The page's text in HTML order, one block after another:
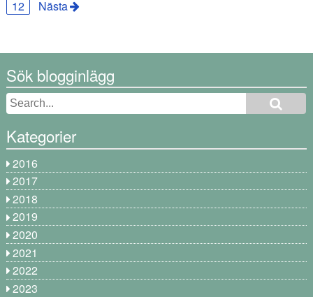
12
Nästa
Sök blogginlägg
Kategorier
2016
2017
2018
2019
2020
2021
2022
2023